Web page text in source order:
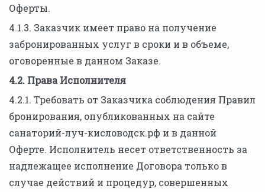
Оферты.
4.1.3. Заказчик имеет право на получение
забронированных услуг в сроки и в объеме,
оговоренные в данном Заказе.
4.2. Права Исполнителя
4.2.1. Требовать от Заказчика соблюдения Правил
бронирования, опубликованных на сайте
санаторий-луч-кисловодск.рф и в данной
Оферте. Исполнитель несет ответственность за
надлежащее исполнение Договора только в
случае действий и процедур, совершенных